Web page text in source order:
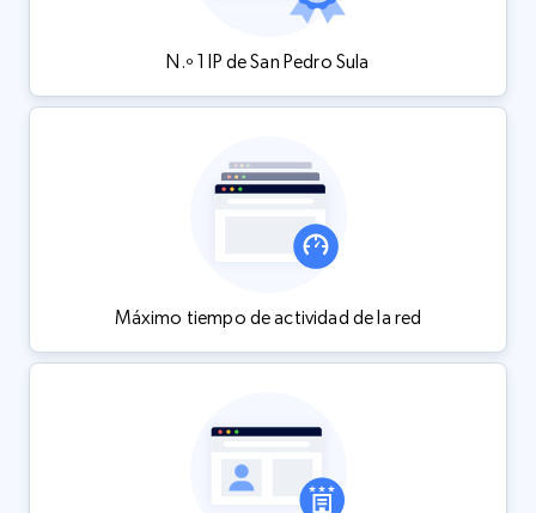
N.º 1 IP de San Pedro Sula
Máximo tiempo de actividad de la red